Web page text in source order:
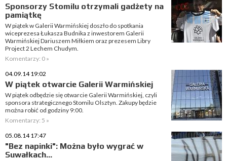
Sponsorzy Stomilu otrzymali gadżety na
pamiątkę
W piątek w Galerii Warmińskiej doszło do spotkania
wiceprezesa Łukasza Budnika z inwestorem Galerii
Warmińskiej Dariuszem Miłkiem oraz prezesem Libry
Project 2 Lechem Chudym.
Komentarzy: 0 »
04.09.14 19:02
W piątek otwarcie Galerii Warmińskiej
W piątek odbędzie się otwarcie Galerii Warmińskiej, czyli
sponsora strategicznego Stomilu Olsztyn. Zakupy będzie
można robić od godziny 9:00.
Komentarzy: 5 »
05.08.14 17:47
"Bez napinki": Można było wygrać w
Suwałkach...